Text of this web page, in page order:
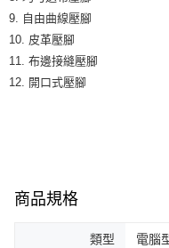
9. 自由曲線壓腳
10. 皮革壓腳
11. 布邊接縫壓腳
12. 開口式壓腳
商品規格
類型 電腦